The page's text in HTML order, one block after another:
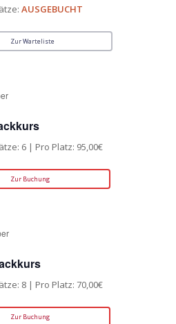
AUSGEBUCHT
Zur Warteliste
6 | Pro Platz: 95,00€
Zur Buchung
8 | Pro Platz: 70,00€
Zur Buchung